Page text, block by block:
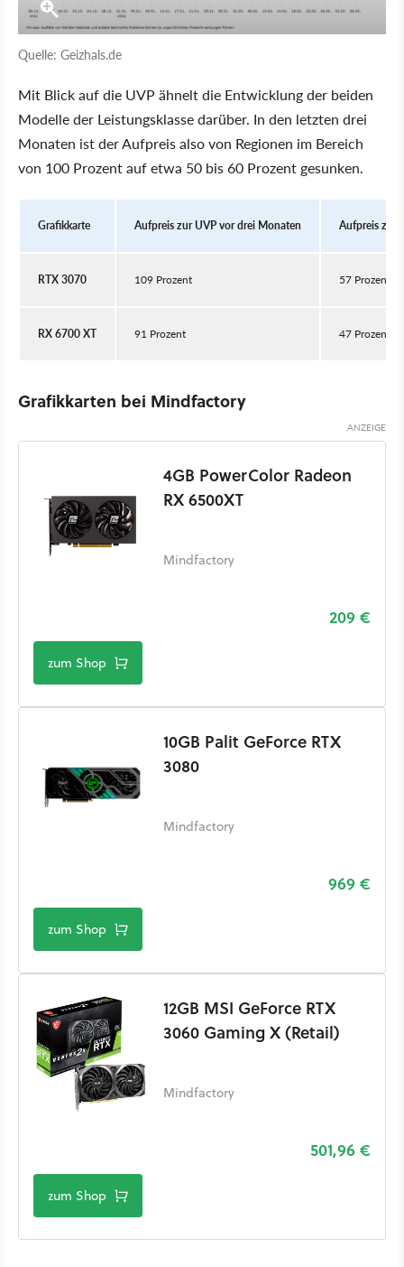
Quelle: Geizhals.de
Mit Blick auf die UVP ähnelt die Entwicklung der beiden
Modelle der Leistungsklasse darüber. In den letzten drei
Monaten ist der Aufpreis also von Regionen im Bereich
von 100 Prozent auf etwa 50 bis 60 Prozent gesunken.
Grafikkarte Aufpreis zur UVP vor drei Monaten Aufpreis zur
RTX 3070 109 Prozent 57 Prozent
RX 6700 XT 91 Prozent 47 Prozent
Grafikkarten bei Mindfactory
4GB PowerColor Radeon
RX 6500XT
Mindfactory
209 €
zum Shop
10GB Palit GeForce RTX
3080
Mindfactory
969 €
zum Shop
12GB MSI GeForce RTX
3060 Gaming X (Retail)
Mindfactory
501,96 €
zum Shop